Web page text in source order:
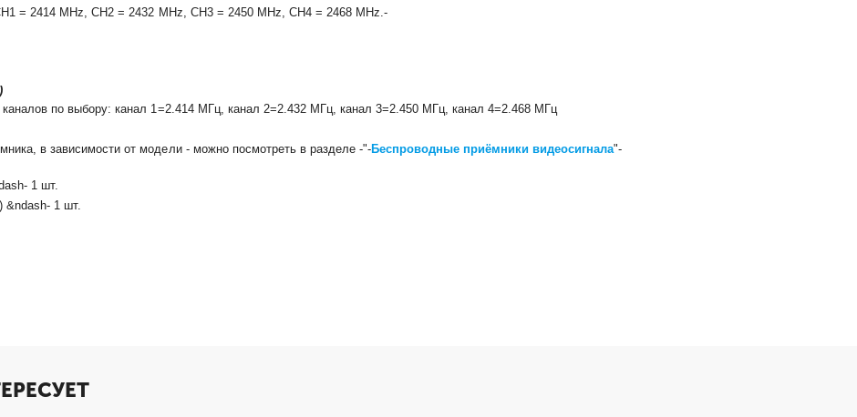
= 2414 MHz, CH2 = 2432 MHz, CH3 = 2450 MHz, CH4 = 2468 MHz.-
по выбору: канал 1=2.414 МГц, канал 2=2.432 МГц, канал 3=2.450 МГц, канал 4=2.468 МГц
в зависимости от модели - можно посмотреть в разделе -"-Беспроводные приёмники видеосигнала"-
1 шт.
&ndash- 1 шт.